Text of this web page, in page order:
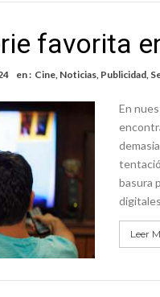
favorita
en : Cine Noticias Publicidad
En
basura
Leer